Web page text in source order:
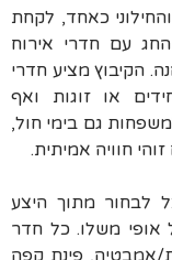
כאחד, לקחת
עם חדרי אירוח
הקיבוץ מציע חדרי
או זוגות ואף
גם בימי חול,
חוויה אמיתית.
לבחור מתוך היצע